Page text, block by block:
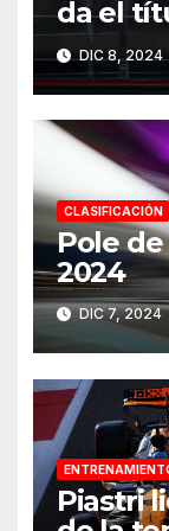
da el
2024 a
DIC 8, 2024
CLASIFICACIÓN
Pole
2024
DIC 7, 2024
Piastri